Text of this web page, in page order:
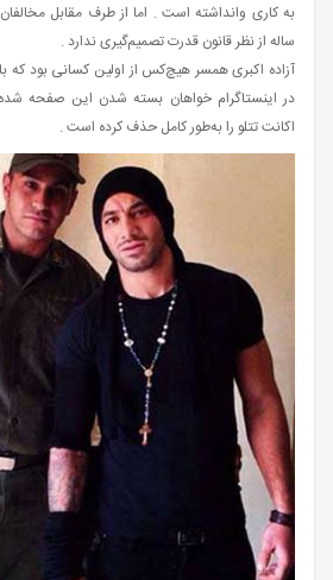
ساله از نظر قانون قدرت تصمیم‌گیری ندارد .
آزاده اکبری همسر هیچ‌کس از اولین کسانی بود که
در اینستاگرام خواهان بسته شدن این صفحه
اکانت تتلو را به‌طور کامل حذف کرده است .